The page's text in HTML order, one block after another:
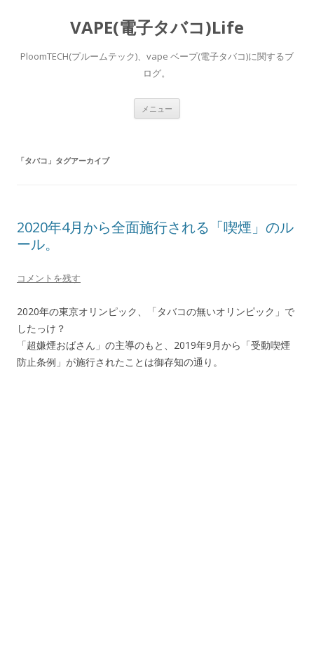
VAPE(電子タバコ)Life
PloomTECH(プルームテック)、vape ベープ(電子タバコ)に関するブ
ログ。
メニュー
「タバコ 」タグアーカイブ
2020年4月から全面施行される「喫煙」のル
ール。
コメントを残す
2020年の東京オリンピック、「タバコの無いオリンピック」で
したっけ？
「超嫌煙おばさん」の主導のもと、2019年9月から「受動喫煙
防止条例」が施行されたことは御存知の通り。